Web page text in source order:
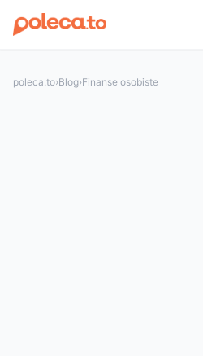
poleca.to›Blog›Finanse osobiste